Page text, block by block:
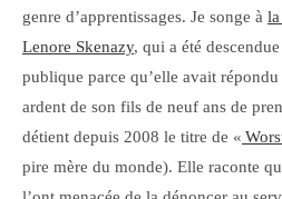
genre d’apprentissages. Je songe à
Lenore Skenazy, qui a été
publique parce qu’elle avait
ardent de son fils de neuf ans de
détient depuis 2008 le titre de «
pire mère du monde). Elle raconte